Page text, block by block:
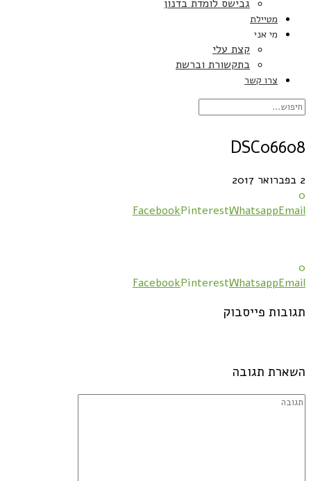
גבישס לומדת בדנון
מטיילת
מי אני
קצת עלי
בתקשורת וברשת
צרו קשר
DSC06608
2 בפברואר 2017
0
FacebookPinterestWhatsappEmail
0
FacebookPinterestWhatsappEmail
תגובות פייסבוק
השארת תגובה